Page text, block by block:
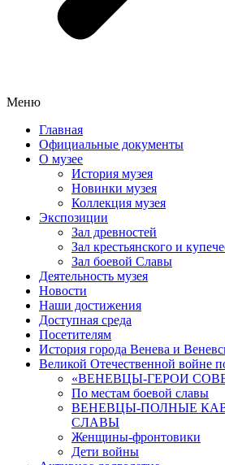
Меню
Главная
Официальные документы
О музее
История музея
Новинки музея
Коллекция музея
Экспозиции
Зал древностей
Зал крестьянского и
Зал боевой Славы
Деятельность музея
Новости
Наши достижения
Доступная среда
Посетителям
История города Венева и
Великой Отечественной войне
«ВЕНЕВЦЫ-ГЕРОИ
По местам боевой славы
ВЕНЕВЦЫ-ПОЛНЫЕ
СЛАВЫ
Женщины-фронтовики
Дети войны